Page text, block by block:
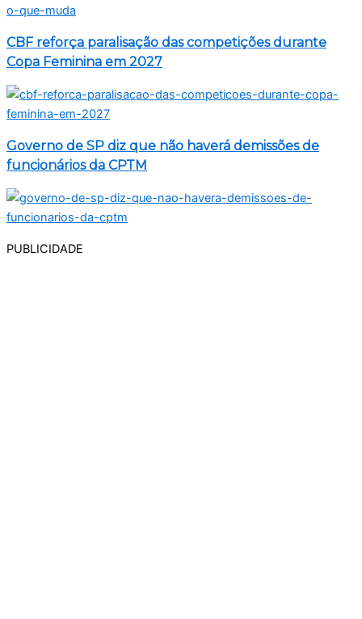
CBF reforça paralisação das competições durante
Copa Feminina em 2027
Governo de SP diz que não haverá demissões de
funcionários da CPTM
PUBLICIDADE